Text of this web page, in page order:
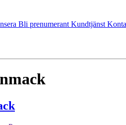
Bli prenumerant Kundtjänst